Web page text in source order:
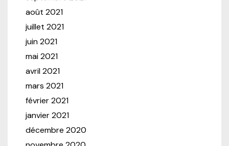
août 2021
juillet 2021
juin 2021
mai 2021
avril 2021
mars 2021
février 2021
janvier 2021
décembre 2020